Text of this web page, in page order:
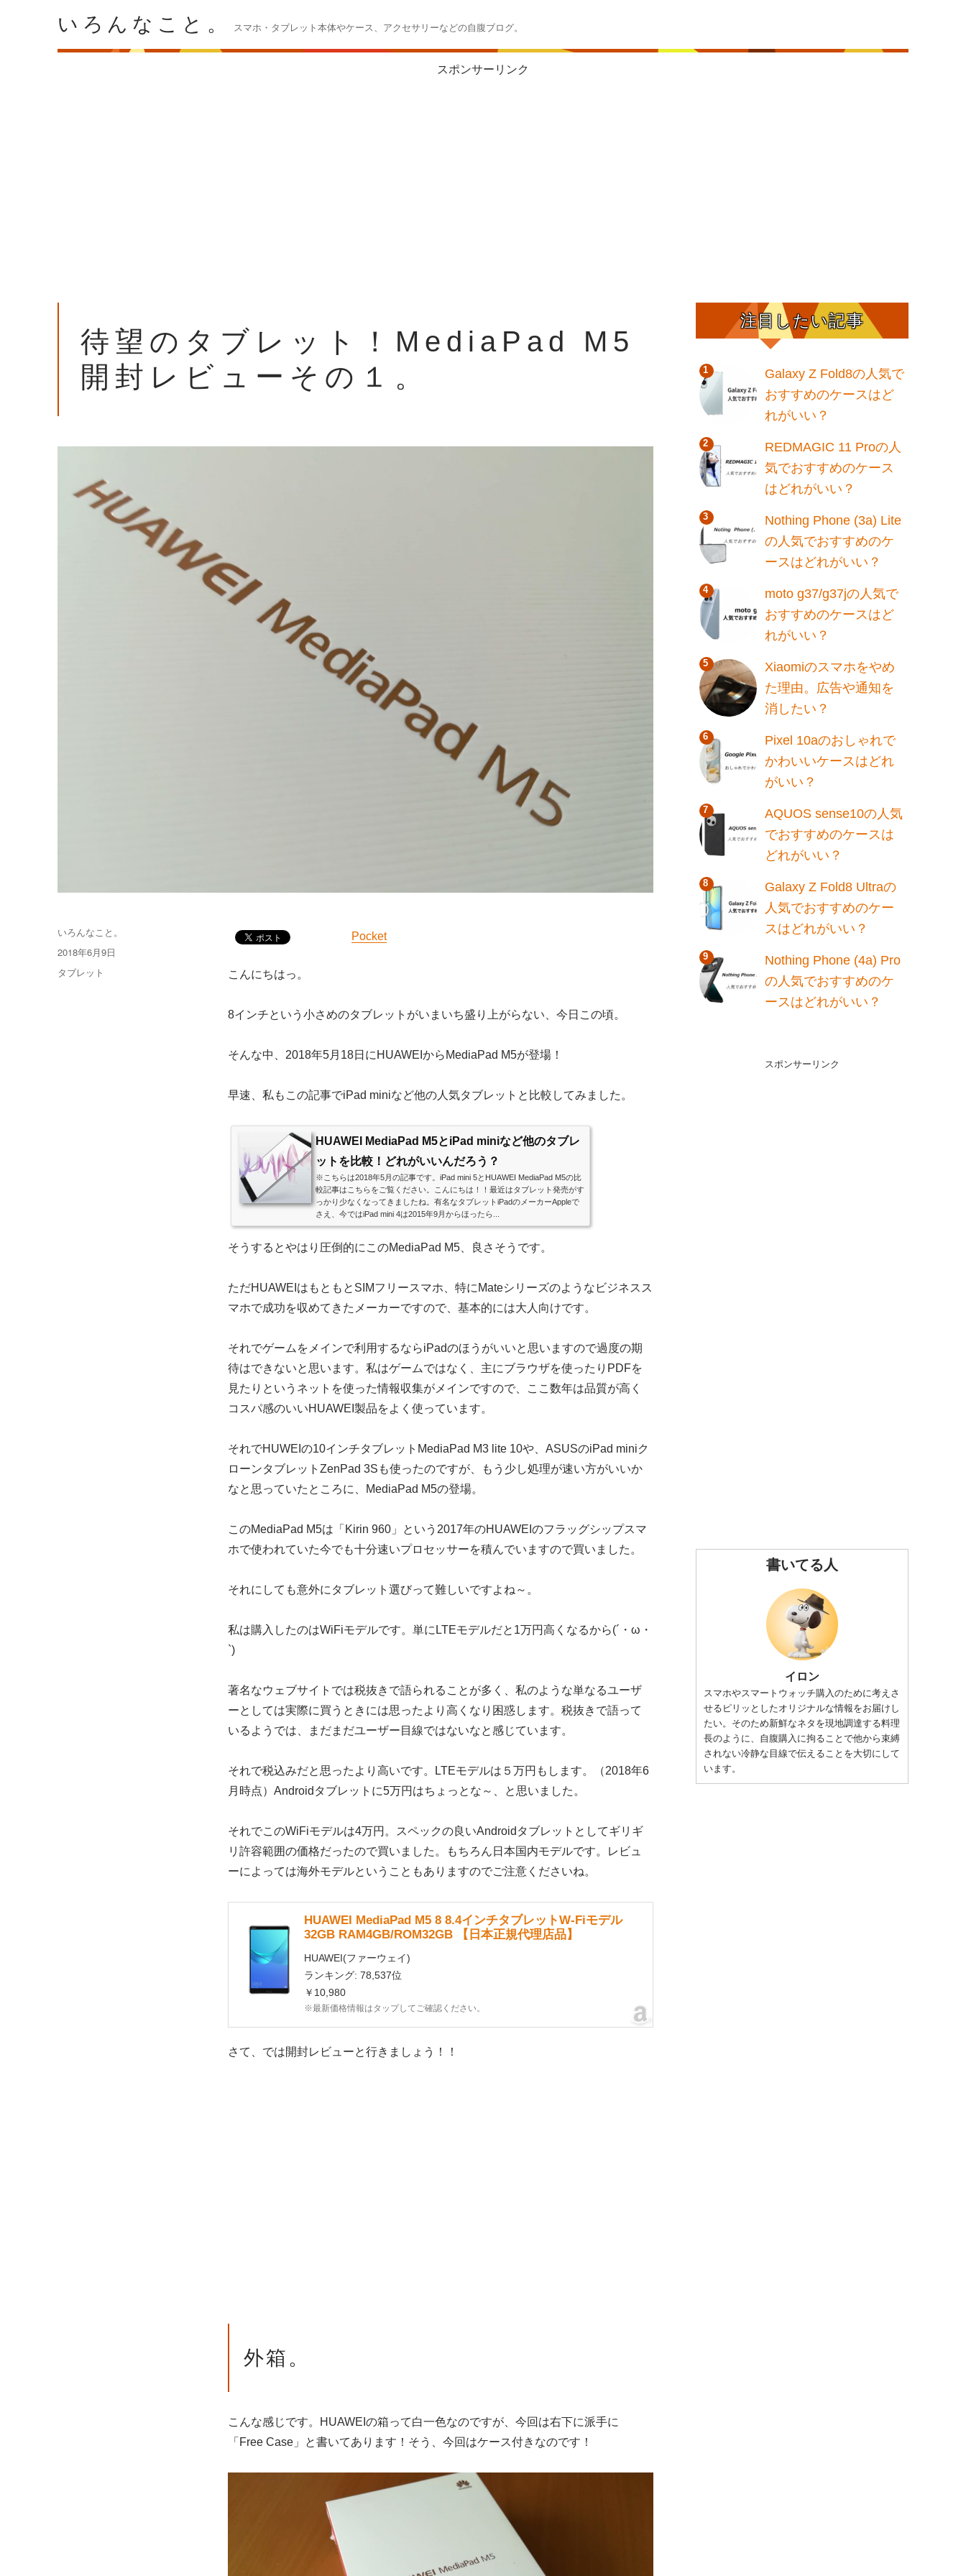
いろんなこと。 スマホ・タブレット本体やケース、アクセサリーなどの自腹ブログ。
スポンサーリンク
待望のタブレット！MediaPad M5
開封レビューその１。
Pocket
こんにちはっ。
8インチという小さめのタブレットがいまいち盛り上がらない、今日この頃。
そんな中、2018年5月18日にHUAWEIからMediaPad M5が登場！
早速、私もこの記事でiPad miniなど他の人気タブレットと比較してみました。
HUAWEI MediaPad M5とiPad miniなど他のタブレ
ットを比較！どれがいいんだろう？
※こちらは2018年5月の記事です。iPad mini 5とHUAWEI MediaPad M5の比
較記事はこちらをご覧ください。こんにちは！！最近はタブレット発売がす
っかり少なくなってきましたね。有名なタブレットiPadのメーカーAppleで
さえ、今ではiPad mini 4は2015年9月からほったら...
そうするとやはり圧倒的にこのMediaPad M5、良さそうです。
ただHUAWEIはもともとSIMフリースマホ、特にMateシリーズのようなビジネスス
マホで成功を収めてきたメーカーですので、基本的には大人向けです。
それでゲームをメインで利用するならiPadのほうがいいと思いますので過度の期
待はできないと思います。私はゲームではなく、主にブラウザを使ったりPDFを
見たりというネットを使った情報収集がメインですので、ここ数年は品質が高く
コスパ感のいいHUAWEI製品をよく使っています。
それでHUWEIの10インチタブレットMediaPad M3 lite 10や、ASUSのiPad miniク
ローンタブレットZenPad 3Sも使ったのですが、もう少し処理が速い方がいいか
なと思っていたところに、MediaPad M5の登場。
このMediaPad M5は「Kirin 960」という2017年のHUAWEIのフラッグシップスマ
ホで使われていた今でも十分速いプロセッサーを積んでいますので買いました。
それにしても意外にタブレット選びって難しいですよね～。
私は購入したのはWiFiモデルです。単にLTEモデルだと1万円高くなるから(´・ω・
`)
著名なウェブサイトでは税抜きで語られることが多く、私のような単なるユーザ
ーとしては実際に買うときには思ったより高くなり困惑します。税抜きで語って
いるようでは、まだまだユーザー目線ではないなと感じています。
それで税込みだと思ったより高いです。LTEモデルは５万円もします。（2018年6
月時点）Androidタブレットに5万円はちょっとな～、と思いました。
それでこのWiFiモデルは4万円。スペックの良いAndroidタブレットとしてギリギ
リ許容範囲の価格だったので買いました。もちろん日本国内モデルです。レビュ
ーによっては海外モデルということもありますのでご注意くださいね。
HUAWEI MediaPad M5 8 8.4インチタブレットW-Fiモデル
32GB RAM4GB/ROM32GB 【日本正規代理店品】
HUAWEI(ファーウェイ)
ランキング: 78,537位
￥10,980
※最新価格情報はタップしてご確認ください。
さて、では開封レビューと行きましょう！！
外箱。
こんな感じです。HUAWEIの箱って白一色なのですが、今回は右下に派手に
「Free Case」と書いてあります！そう、今回はケース付きなのです！
投
稿
いろんなこと。
投
稿
2018年6月9日
カ
タブレット
注目したい記事
Galaxy Z Fold8の人気で
おすすめのケースはど
れがいい？
REDMAGIC 11 Proの人
気でおすすめのケース
はどれがいい？
Nothing Phone (3a) Lite
の人気でおすすめのケ
ースはどれがいい？
moto g37/g37jの人気で
おすすめのケースはど
れがいい？
Xiaomiのスマホをやめ
た理由。広告や通知を
消したい？
Pixel 10aのおしゃれで
かわいいケースはどれ
がいい？
AQUOS sense10の人気
でおすすめのケースは
どれがいい？
Galaxy Z Fold8 Ultraの
人気でおすすめのケー
スはどれがいい？
Nothing Phone (4a) Pro
の人気でおすすめのケ
ースはどれがいい？
スポンサーリンク
書いてる人
イロン
スマホやスマートウォッチ購入のために考えさ
せるピリッとしたオリジナルな情報をお届けし
たい。そのため新鮮なネタを現地調達する料理
長のように、自腹購入に拘ることで他から束縛
されない冷静な目線で伝えることを大切にして
います。